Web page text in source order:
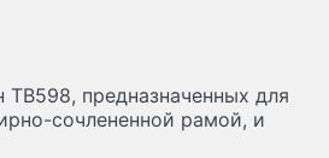
предназначенных для
сочлененной рамой, и